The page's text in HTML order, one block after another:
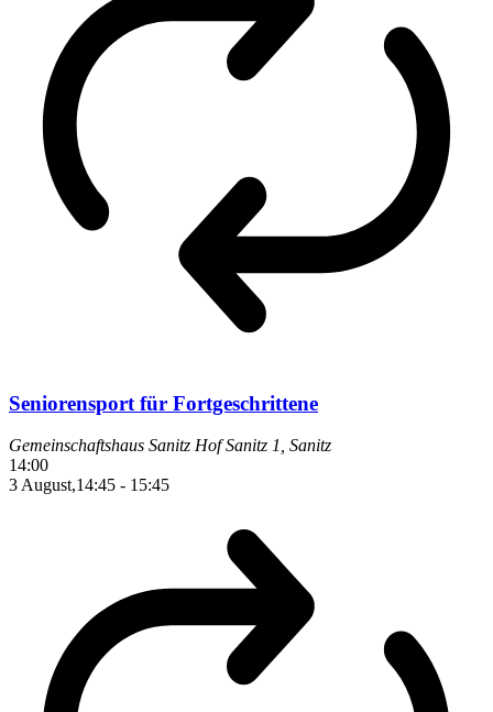
Seniorensport für Fortgeschrittene
Gemeinschaftshaus Sanitz Hof Sanitz 1, Sanitz
14:00
3 August,14:45 - 15:45